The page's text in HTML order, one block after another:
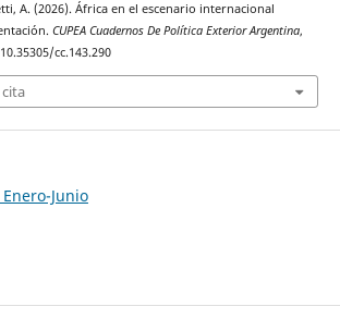
A. (2026). África en el escenario internacional
CUPEA Cuadernos De Política Exterior Argentina,
cc.143.290
Junio